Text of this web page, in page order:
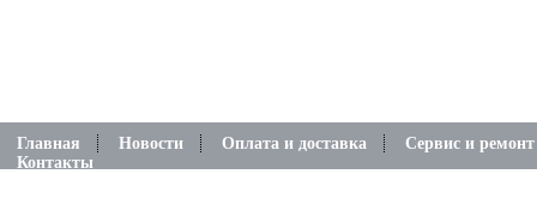
Главная Новости Оплата и доставка
Сервис и ремонт
Контакты